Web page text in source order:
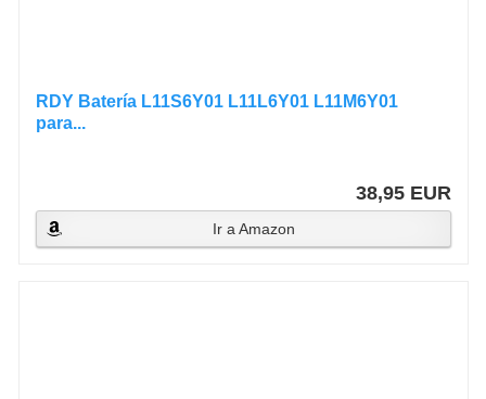
RDY Batería L11S6Y01 L11L6Y01 L11M6Y01
para...
38,95 EUR
Ir a Amazon